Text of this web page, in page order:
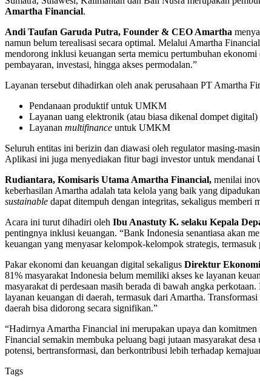
Amartha Financial.
Andi Taufan Garuda Putra, Founder & CEO Amartha
namun belum terealisasi secara optimal. Melalui Amartha
mendorong inklusi keuangan serta memicu pertumbuhan
pembayaran, investasi, hingga akses permodalan.”
Layanan tersebut dihadirkan oleh anak perusahaan PT Amartha
Pendanaan produktif untuk UMKM
Layanan uang elektronik (atau biasa dikenal dompet digital)
Layanan multifinance untuk UMKM
Seluruh entitas ini berizin dan diawasi oleh regulator masing-
Aplikasi ini juga menyediakan fitur bagi investor untuk mendanai
Rudiantara, Komisaris Utama Amartha Financial, menilai
keberhasilan Amartha adalah tata kelola yang baik yang
sustainable dapat ditempuh dengan integritas, sekaligus memberi
Acara ini turut dihadiri oleh Ibu Anastuty K. selaku Kepala
pentingnya inklusi keuangan. “Bank Indonesia senantiasa akan
keuangan yang menyasar kelompok-kelompok strategis, termasuk
Pakar ekonomi dan keuangan digital sekaligus Direktur
81% masyarakat Indonesia belum memiliki akses ke layanan
masyarakat di perdesaan masih berada di bawah angka
layanan keuangan di daerah, termasuk dari Amartha.
daerah bisa didorong secara signifikan.”
“Hadirnya Amartha Financial ini merupakan upaya dan
Financial semakin membuka peluang bagi jutaan masyarakat
potensi, bertransformasi, dan berkontribusi lebih terhadap
Tags